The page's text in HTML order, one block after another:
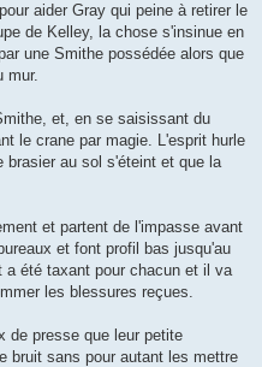
aider Gray qui peine à retirer le
de Kelley, la chose s'insinue en
une Smithe possédée alors que
mur.
et, en se saisissant du
le crane par magie. L'esprit hurle
brasier au sol s'éteint et que la
et partent de l'impasse avant
et font profil bas jusqu'au
a été taxant pour chacun et il va
les blessures reçues.
de presse que leur petite
bruit sans pour autant les mettre